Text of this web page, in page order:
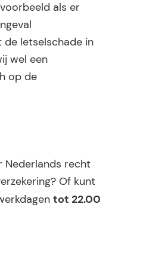
als er
de letselschade in
wel een
op de
Nederlands recht
Of kunt
tot 22.00